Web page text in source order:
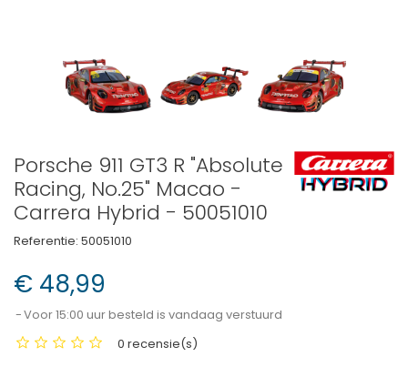
Porsche 911 GT3 R "Absolute
Racing, No.25" Macao -
Carrera Hybrid - 50051010
Referentie: 50051010
€ 48,99
Voor 15:00 uur besteld is vandaag verstuurd
0 recensie(s)